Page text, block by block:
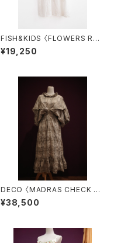
FISH&KIDS 〈FLOWERS RO
MANTIC DRESS〉
¥19,250
DECO 〈MADRAS CHECK O
NEPIECE〉
¥38,500